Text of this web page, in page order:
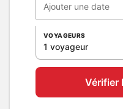
Ajouter une date
VOYAGEURS
1 voyageur
Vérifier